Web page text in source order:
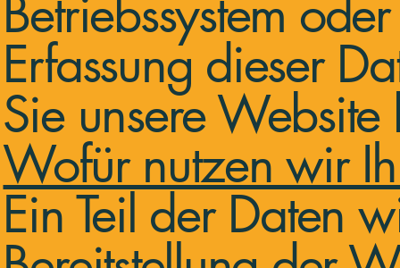
Betriebssystem
Erfassung dieser
Sie unsere Website
Wofür nutzen wir
Ein Teil der Daten